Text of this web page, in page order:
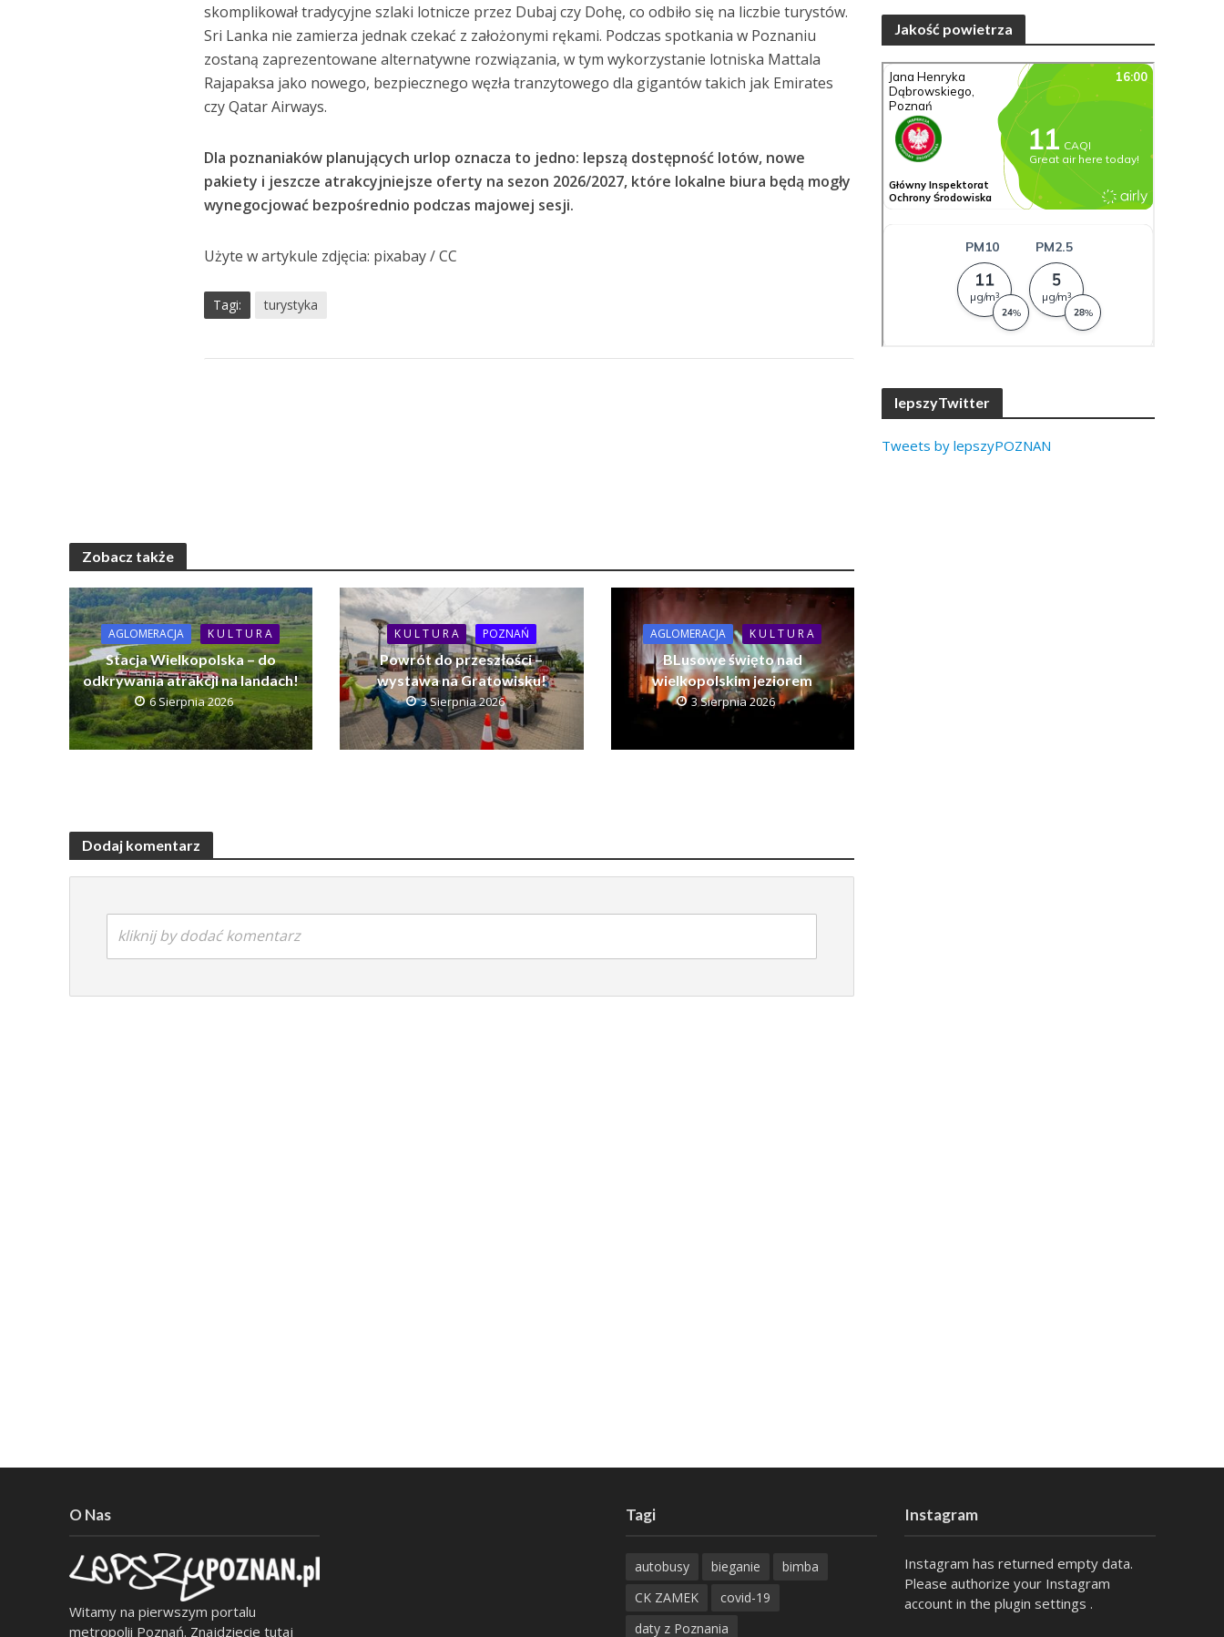
skomplikował tradycyjne szlaki lotnicze przez Dubaj czy Dohę, co odbiło się na liczbie turystów.
Sri Lanka nie zamierza jednak czekać z założonymi rękami. Podczas spotkania w Poznaniu
zostaną zaprezentowane alternatywne rozwiązania, w tym wykorzystanie lotniska Mattala
Rajapaksa jako nowego, bezpiecznego węzła tranzytowego dla gigantów takich jak Emirates
czy Qatar Airways.
Dla poznaniaków planujących urlop oznacza to jedno: lepszą dostępność lotów, nowe
pakiety i jeszcze atrakcyjniejsze oferty na sezon 2026/2027, które lokalne biura będą mogły
wynegocjować bezpośrednio podczas majowej sesji.
Użyte w artykule zdjęcia: pixabay / CC
Tagi: turystyka
Zobacz także
AGLOMERACJA K U L T U R A
Stacja Wielkopolska – do
odkrywania atrakcji na landach!
6 Sierpnia 2026
K U L T U R A POZNAŃ
Powrót do przeszłości –
wystawa na Gratowisku!
3 Sierpnia 2026
AGLOMERACJA K U L T U R A
BLusowe święto nad
wielkopolskim jeziorem
3 Sierpnia 2026
Dodaj komentarz
kliknij by dodać komentarz
Jakość powietrza
lepszyTwitter
Tweets by lepszyPOZNAN
O Nas
Witamy na pierwszym portalu
metropolii Poznań. Znajdziecie tutaj
Tagi
autobusy bieganie
bimba
CK ZAMEK
covid-19
daty z Poznania
Instagram
Instagram has returned empty data.
Please authorize your Instagram
account in the plugin settings .